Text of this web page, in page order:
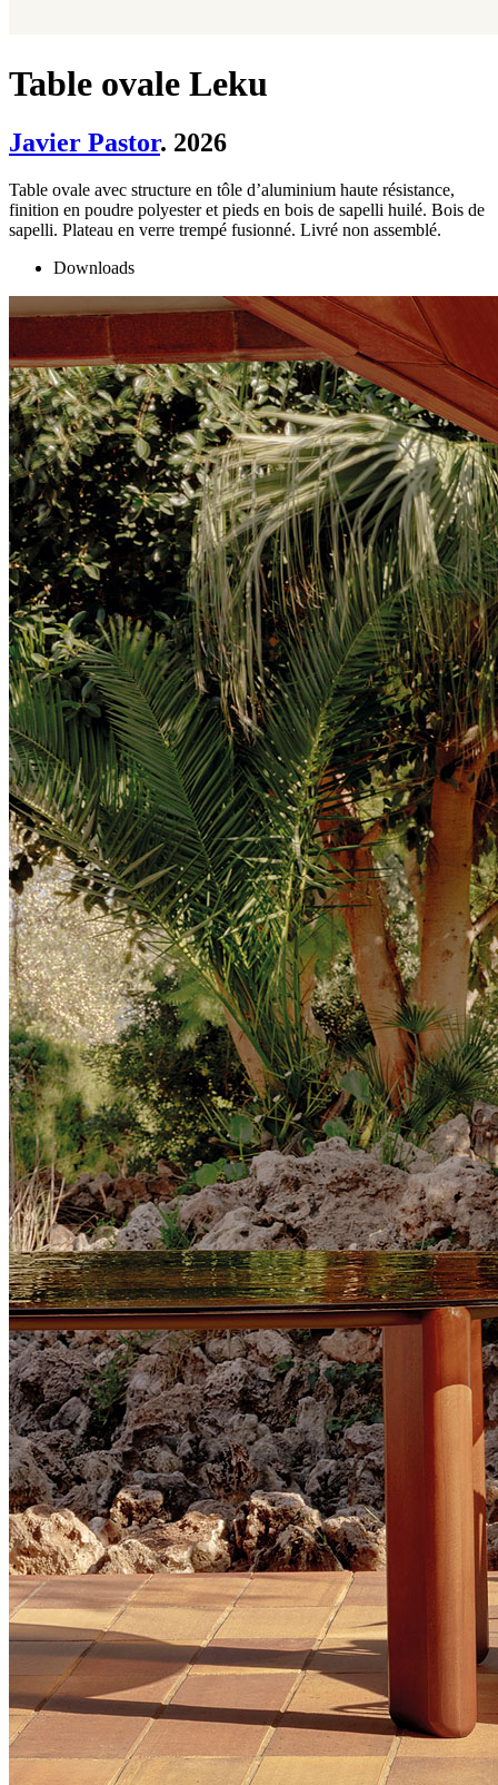
Table ovale Leku
Javier Pastor. 2026
Table ovale avec structure en tôle d’aluminium haute résistance,
finition en poudre polyester et pieds en bois de sapelli huilé. Bois de
sapelli. Plateau en verre trempé fusionné. Livré non assemblé.
Downloads